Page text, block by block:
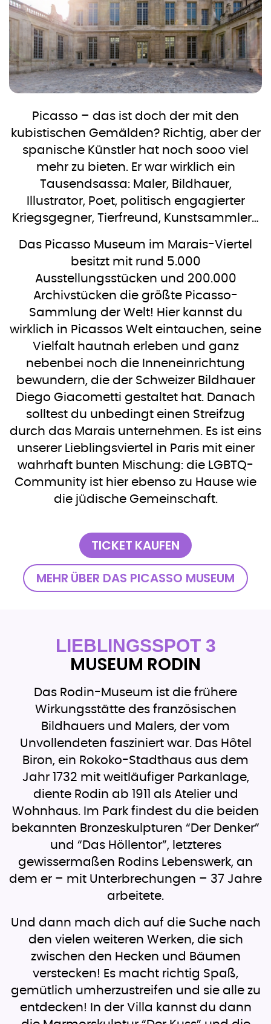
Picasso – das ist doch der mit den
kubistischen Gemälden? Richtig, aber der
spanische Künstler hat noch sooo viel
mehr zu bieten. Er war wirklich ein
Tausendsassa: Maler, Bildhauer,
Illustrator, Poet, politisch engagierter
Kriegsgegner, Tierfreund, Kunstsammler…
Das Picasso Museum im Marais-Viertel
besitzt mit rund 5.000
Ausstellungsstücken und 200.000
Archivstücken die größte Picasso-
Sammlung der Welt! Hier kannst du
wirklich in Picassos Welt eintauchen, seine
Vielfalt hautnah erleben und ganz
nebenbei noch die Inneneinrichtung
bewundern, die der Schweizer Bildhauer
Diego Giacometti gestaltet hat. Danach
solltest du unbedingt einen Streifzug
durch das Marais unternehmen. Es ist eins
unserer Lieblingsviertel in Paris mit einer
wahrhaft bunten Mischung: die LGBTQ-
Community ist hier ebenso zu Hause wie
die jüdische Gemeinschaft.
TICKET KAUFEN
MEHR ÜBER DAS PICASSO MUSEUM
LIEBLINGSSPOT 3
MUSEUM RODIN
Das Rodin-Museum ist die frühere
Wirkungsstätte des französischen
Bildhauers und Malers, der vom
Unvollendeten fasziniert war. Das Hôtel
Biron, ein Rokoko-Stadthaus aus dem
Jahr 1732 mit weitläufiger Parkanlage,
diente Rodin ab 1911 als Atelier und
Wohnhaus. Im Park findest du die beiden
bekannten Bronzeskulpturen “Der Denker”
und “Das Höllentor”, letzteres
gewissermaßen Rodins Lebenswerk, an
dem er – mit Unterbrechungen – 37 Jahre
arbeitete.
Und dann mach dich auf die Suche nach
den vielen weiteren Werken, die sich
zwischen den Hecken und Bäumen
verstecken! Es macht richtig Spaß,
gemütlich umherzustreifen und sie alle zu
entdecken! In der Villa kannst du dann